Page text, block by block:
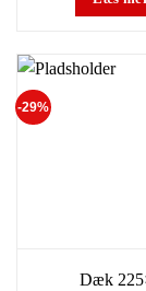
-29%
Dæk